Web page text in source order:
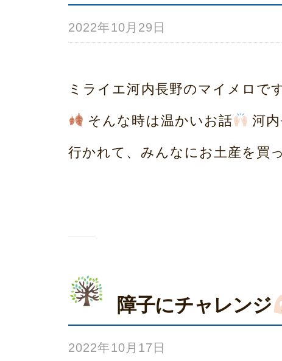
2022年10月29日
み
ら
ミライエ河内長野のマイメロで
そんな時は温かいお話 河
行かれて、みんなにお土産を買
障子にチャレンジ
2022年10月17日